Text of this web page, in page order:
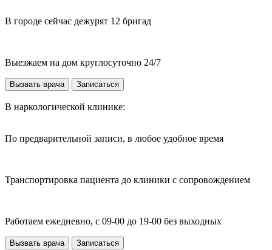
В городе сейчас дежурят 12 бригад
Выезжаем на дом круглосуточно 24/7
Вызвать врача Записаться
В наркологической клинике:
По предварительной записи, в любое удобное время
Транспортировка пациента до клиники с сопровождением
Работаем ежедневно, с 09-00 до 19-00 без выходных
Вызвать врача Записаться